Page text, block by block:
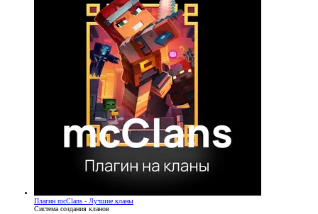
Плагин mcClans - Лучшие кланы
Система создания кланов